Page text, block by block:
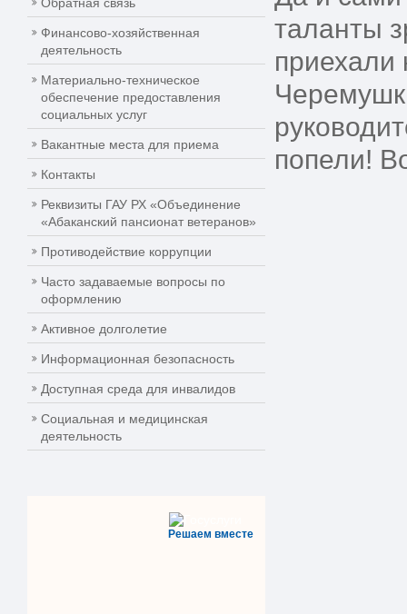
Финансово-хозяйственная
деятельность
Материально-техническое
обеспечение предоставления
социальных услуг
Вакантные места для приема
Контакты
Реквизиты ГАУ РХ «Объединение
«Абаканский пансионат ветеранов»
Противодействие коррупции
Часто задаваемые вопросы по
оформлению
Активное долголетие
Информационная безопасность
Доступная среда для инвалидов
Социальная и медицинская
деятельность
Решаем вместе
таланты
приехали
попели!